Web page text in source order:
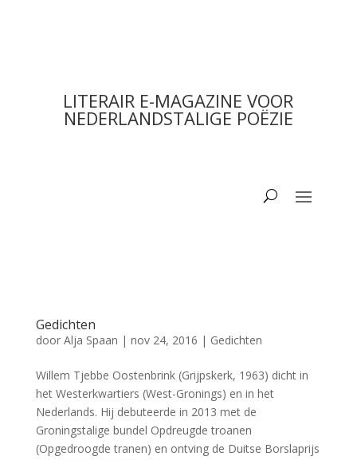
LITERAIR E-MAGAZINE VOOR
NEDERLANDSTALIGE POËZIE
Gedichten
door Alja Spaan | nov 24, 2016 | Gedichten
Willem Tjebbe Oostenbrink (Grijpskerk, 1963) dicht in
het Westerkwartiers (West-Gronings) en in het
Nederlands. Hij debuteerde in 2013 met de
Groningstalige bundel Opdreugde troanen
(Opgedroogde tranen) en ontving de Duitse Borslaprijs